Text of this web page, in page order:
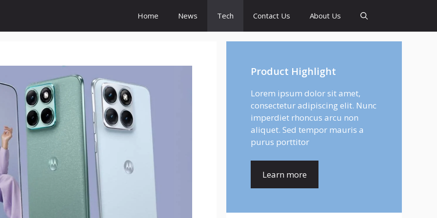
Home News Tech Contact Us About Us
Product Highlight
Lorem ipsum dolor sit amet,
consectetur adipiscing elit. Nunc
imperdiet rhoncus arcu non
aliquet. Sed tempor mauris a
purus porttitor
Learn more